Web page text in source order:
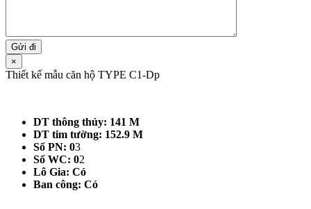
×
Thiết kế mẫu căn hộ TYPE C1-Dp
DT thông thủy: 141 M
DT tim tường: 152.9 M
Số PN: 03
Số WC: 02
Lô Gia: Có
Ban công: Có